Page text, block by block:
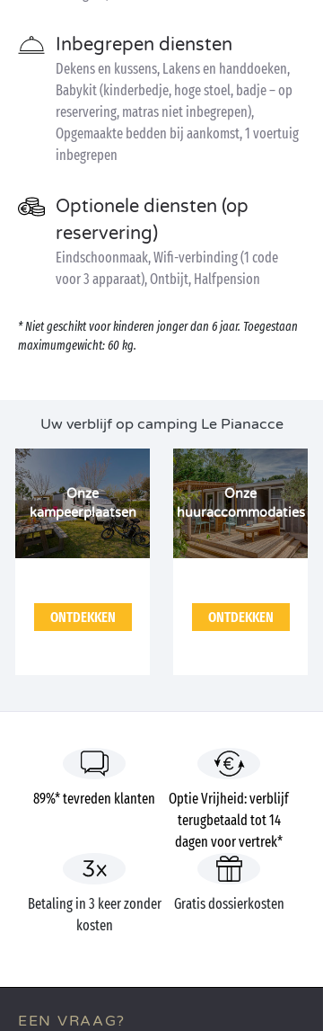
Inbegrepen diensten
Dekens en kussens, Lakens en handdoeken,
Babykit (kinderbedje, hoge stoel, badje – op
reservering, matras niet inbegrepen),
Opgemaakte bedden bij aankomst, 1 voertuig
inbegrepen
Optionele diensten (op
reservering)
Eindschoonmaak, Wifi-verbinding (1 code
voor 3 apparaat), Ontbijt, Halfpension
* Niet geschikt voor kinderen jonger dan 6 jaar. Toegestaan
maximumgewicht: 60 kg.
Uw verblijf op camping Le Pianacce
Onze
kampeerplaatsen
ONTDEKKEN
Onze
huuraccommodaties
ONTDEKKEN
89%* tevreden klanten
Optie Vrijheid: verblijf
terugbetaald tot 14
dagen voor vertrek*
Betaling in 3 keer zonder
kosten
Gratis dossierkosten
EEN VRAAG?